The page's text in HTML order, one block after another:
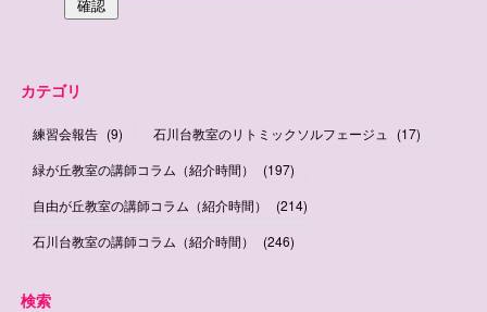
カテゴリ
練習会報告 (9) 石川台教室のリトミックソルフェージュ (17)
緑が丘教室の講師コラム（紹介時間）
(197)
自由が丘教室の講師コラム（紹介時間）
(214)
石川台教室の講師コラム（紹介時間）
(246)
検索